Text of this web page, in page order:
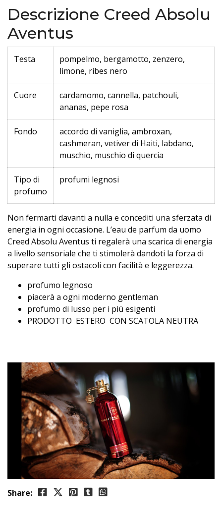
Descrizione Creed Absolu
Aventus
Testa
pompelmo, bergamotto, zenzero,
limone, ribes nero
Cuore
cardamomo, cannella, patchouli,
ananas, pepe rosa
Fondo
accordo di vaniglia, ambroxan,
cashmeran, vetiver di Haiti, labdano,
muschio, muschio di quercia
Tipo di
profumo
profumi legnosi
Non fermarti davanti a nulla e concediti una sferzata di
energia in ogni occasione. L’eau de parfum da uomo
Creed Absolu Aventus ti regalerà una scarica di energia
a livello sensoriale che ti stimolerà dandoti la forza di
superare tutti gli ostacoli con facilità e leggerezza.
profumo legnoso
piacerà a ogni moderno gentleman
profumo di lusso per i più esigenti
PRODOTTO ESTERO CON SCATOLA NEUTRA
Share: